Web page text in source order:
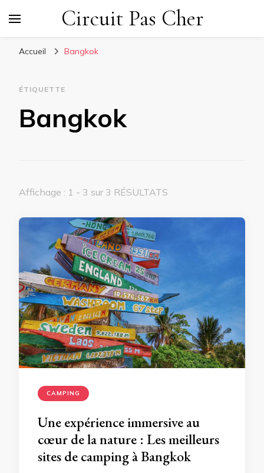
Circuit Pas Cher
Accueil Bangkok
ÉTIQUETTE
Bangkok
Affichage : 1 - 3 sur 3 RÉSULTATS
CAMPING
Une expérience immersive au
cœur de la nature : Les meilleurs
sites de camping à Bangkok